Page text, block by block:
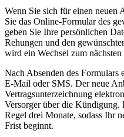
Wenn Sie sich für einen neuen
Sie das Online-Formular des
geben Sie Ihre persönlichen
Rehungen und den
wird ein Wechsel zum
Nach Absenden des Formulars
E‑Mail oder SMS. Der neue
Vertragsunterzeichnung
Versorger über die
Regel drei Monate, sodass Ihr
Frist beginnt.